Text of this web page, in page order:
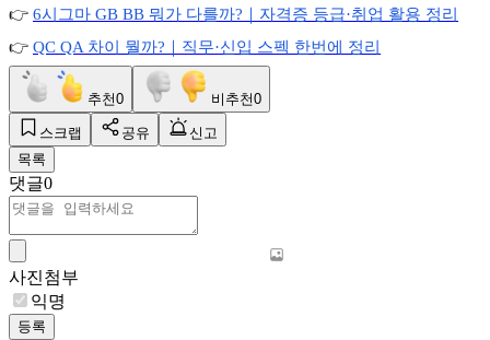
👉 6시그마 GB BB 뭐가 다를까? ｜자격증 등급·취업 활용 정리
👉 QC QA 차이 뭘까? ｜직무·신입 스펙 한번에 정리
추천0 비추천0
스크랩 공유
신고
목록
댓글0
사진첨부
익명
등록